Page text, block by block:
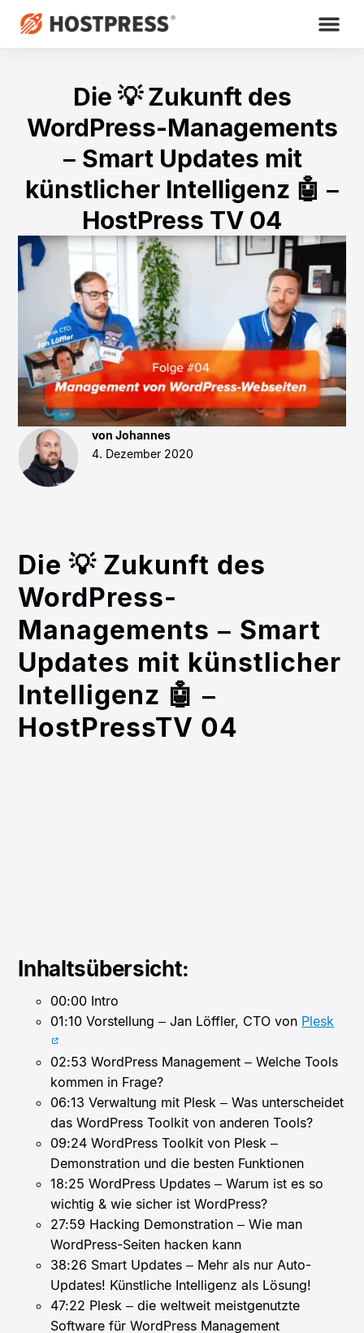
Die 💡 Zukunft des
WordPress-Managements
– Smart Updates mit
künstlicher Intelligenz 🤖 –
HostPress TV 04
von Johannes
4. Dezember 2020
Die 💡 Zukunft des
WordPress-
Managements – Smart
Updates mit künstlicher
Intelligenz 🤖 –
HostPressTV 04
Inhaltsübersicht:
00:00 Intro
01:10 Vorstellung – Jan Löffler, CTO von Plesk
02:53 WordPress Management – Welche Tools
kommen in Frage?
06:13 Verwaltung mit Plesk – Was unterscheidet
das WordPress Toolkit von anderen Tools?
09:24 WordPress Toolkit von Plesk –
Demonstration und die besten Funktionen
18:25 WordPress Updates – Warum ist es so
wichtig & wie sicher ist WordPress?
27:59 Hacking Demonstration – Wie man
WordPress-Seiten hacken kann
38:26 Smart Updates – Mehr als nur Auto-
Updates! Künstliche Intelligenz als Lösung!
47:22 Plesk – die weltweit meistgenutzte
Software für WordPress Management